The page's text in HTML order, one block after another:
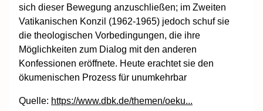
sich dieser Bewegung anzuschließen; im Zweiten
Vatikanischen Konzil (1962-1965) jedoch schuf sie
die theologischen Vorbedingungen, die ihre
Möglichkeiten zum Dialog mit den anderen
Konfessionen eröffnete. Heute erachtet sie den
ökumenischen Prozess für unumkehrbar
Quelle: https://www.dbk.de/themen/oeku...